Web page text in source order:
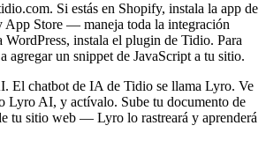
Si estás en Shopify, instala la app de
App Store — maneja toda la integración
WordPress, instala el plugin de Tidio. Para
agregar un snippet de JavaScript a tu sitio.
El chatbot de IA de Tidio se llama Lyro. Ve
Lyro AI, y actívalo. Sube tu documento de
tu sitio web — Lyro lo rastreará y aprenderá